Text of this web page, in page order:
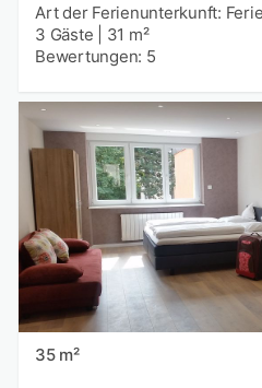
Art der Ferienunterkunft:
3 Gäste
31 m²
Bewertungen: 5
35 m²